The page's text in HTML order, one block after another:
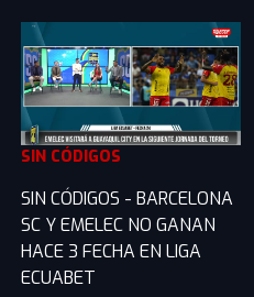
SIN CÓDIGOS
SIN CÓDIGOS - BARCELONA
SC Y EMELEC NO GANAN
HACE 3 FECHA EN LIGA
ECUABET